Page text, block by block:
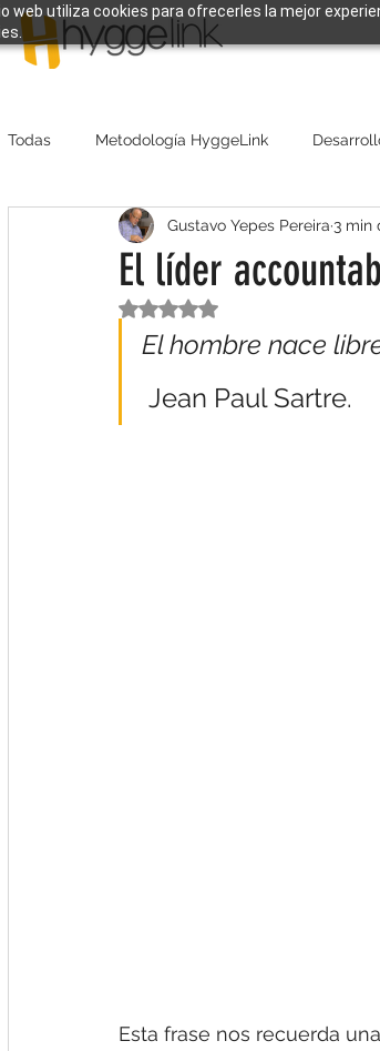
web utiliza cookies para ofrecerles la mejor
Todas Metodología HyggeLink
El líder
Gustavo Yepes Pereira 3 min
Obtuvo NaN de 5 estrellas.
El hombre nace
Jean Paul Sartre.
Esta frase nos recuerda